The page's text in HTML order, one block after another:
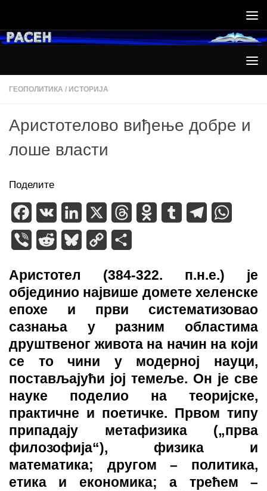
ГЕОПОЛИТИКА / ИСТОРИЈА
Аристотелово виђење добре и
лоше власти
Поделите
Facebook
VK LinkedIn ThreadsOdnoklassniki
Tumblr Telegram
Viber Reddit BlueskyCopy
Аристотел (384-322. п.н.е.) је
објединио највише домете хеленске
епохе и први систематизовао
сазнања у разним областима
друштвеног живота на начин на који
се то чини у модерној науци,
постављајући јој темеље. Он је све
науке поделио на теоријске,
практичне и поетичке. Првом типу
припадају метафизика („прва
филозофија“), физика и
математика; другом – политика,
етика и економика; а трећем –